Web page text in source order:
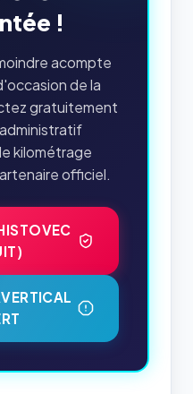
!
acompte
de la
gratuitement
kilométrage
officiel.